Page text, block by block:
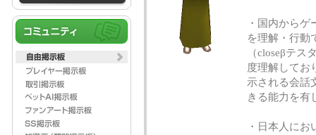
・国内から
を理解・行動
（closeβテ
度理解してお
示される会話
きる能力を有
・日本人に